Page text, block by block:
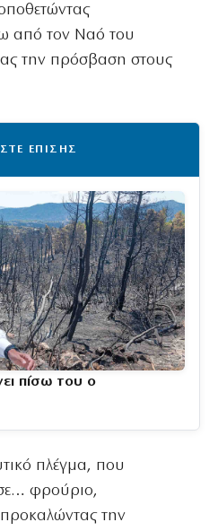
από τον Ναό του
την πρόσβαση στους
ΕΠΙΣΗΣ
πίσω του ο
πλέγμα, που
σε… φρούριο,
την